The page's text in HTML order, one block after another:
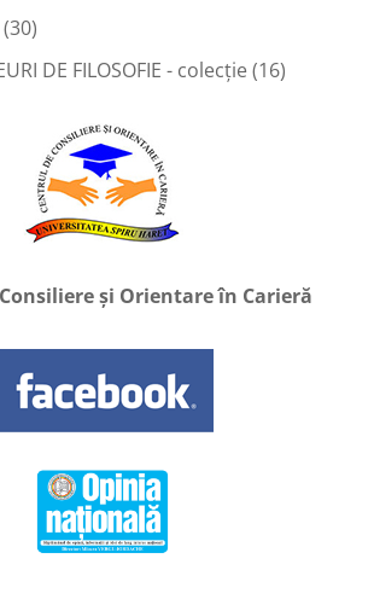
(30)
DE FILOSOFIE - colecție(16)
și Orientare în Carieră